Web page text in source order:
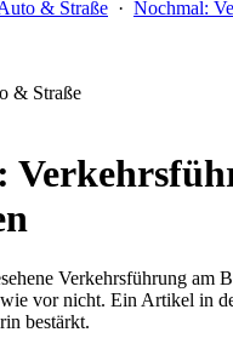
& Straße · Nochmal:
& Straße
Verkehrsführung am
wie vor nicht. Ein Artikel in
bestärkt.